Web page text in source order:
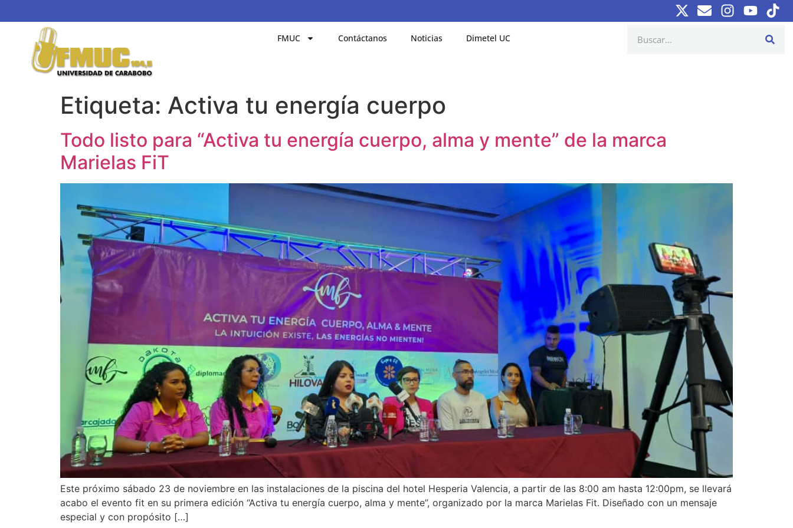
FMUC Contáctanos Noticias Dimetel UC
Etiqueta: Activa tu energía cuerpo
Todo listo para “Activa tu energía cuerpo, alma y mente” de la marca
Marielas FiT
Este próximo sábado 23 de noviembre en las instalaciones de la piscina del hotel Hesperia Valencia, a partir de las 8:00 am hasta 12:00pm, se llevará
acabo el evento fit en su primera edición “Activa tu energía cuerpo, alma y mente”, organizado por la marca Marielas Fit. Diseñado con un mensaje
especial y con propósito […]